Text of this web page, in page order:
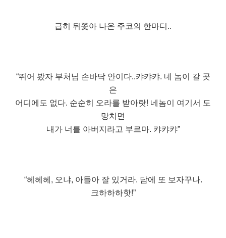
급히 뒤쫓아 나온 주코의 한마디..
“뛰어 봤자 부처님 손바닥 안이다..캬캬캬. 네 놈이 갈 곳
은
어디에도 없다. 순순히 오라를 받아랏! 네놈이 여기서 도
망치면
내가 너를 아버지라고 부르마. 캬캬캬”
“헤헤헤, 오냐, 아들아 잘 있거라. 담에 또 보자꾸나.
크하하하핫!”